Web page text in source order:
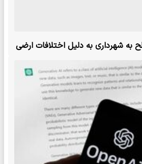
به شهرداری به دلیل اختلافات ارضی